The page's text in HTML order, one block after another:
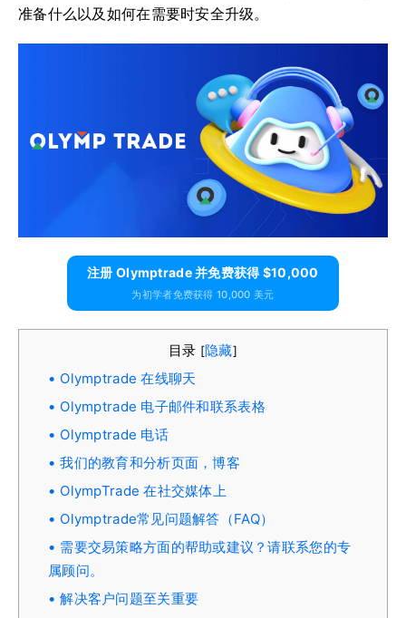
准备什么以及如何在需要时安全升级。
注册 Olymptrade 并免费获得 $10,000
为初学者免费获得 10,000 美元
目录 [隐藏]
Olymptrade 在线聊天
Olymptrade 电子邮件和联系表格
Olymptrade 电话
我们的教育和分析页面，博客
OlympTrade 在社交媒体上
Olymptrade常见问题解答（FAQ）
需要交易策略方面的帮助或建议？请联系您的专
属顾问。
解决客户问题至关重要